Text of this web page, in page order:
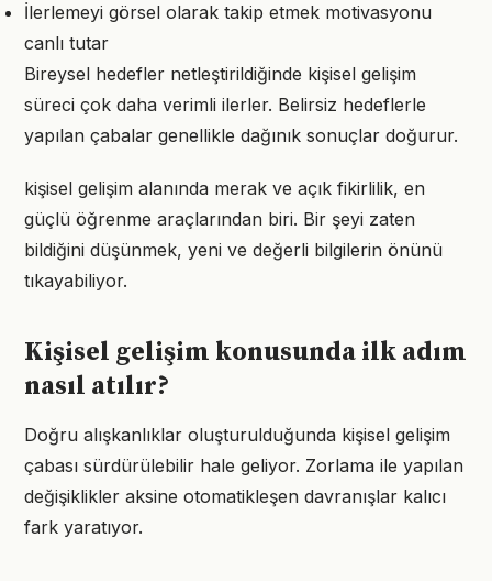
İlerlemeyi görsel olarak takip etmek motivasyonu
canlı tutar
Bireysel hedefler netleştirildiğinde kişisel gelişim
süreci çok daha verimli ilerler. Belirsiz hedeflerle
yapılan çabalar genellikle dağınık sonuçlar doğurur.
kişisel gelişim alanında merak ve açık fikirlilik, en
güçlü öğrenme araçlarından biri. Bir şeyi zaten
bildiğini düşünmek, yeni ve değerli bilgilerin önünü
tıkayabiliyor.
Kişisel gelişim konusunda ilk adım
nasıl atılır?
Doğru alışkanlıklar oluşturulduğunda kişisel gelişim
çabası sürdürülebilir hale geliyor. Zorlama ile yapılan
değişiklikler aksine otomatikleşen davranışlar kalıcı
fark yaratıyor.